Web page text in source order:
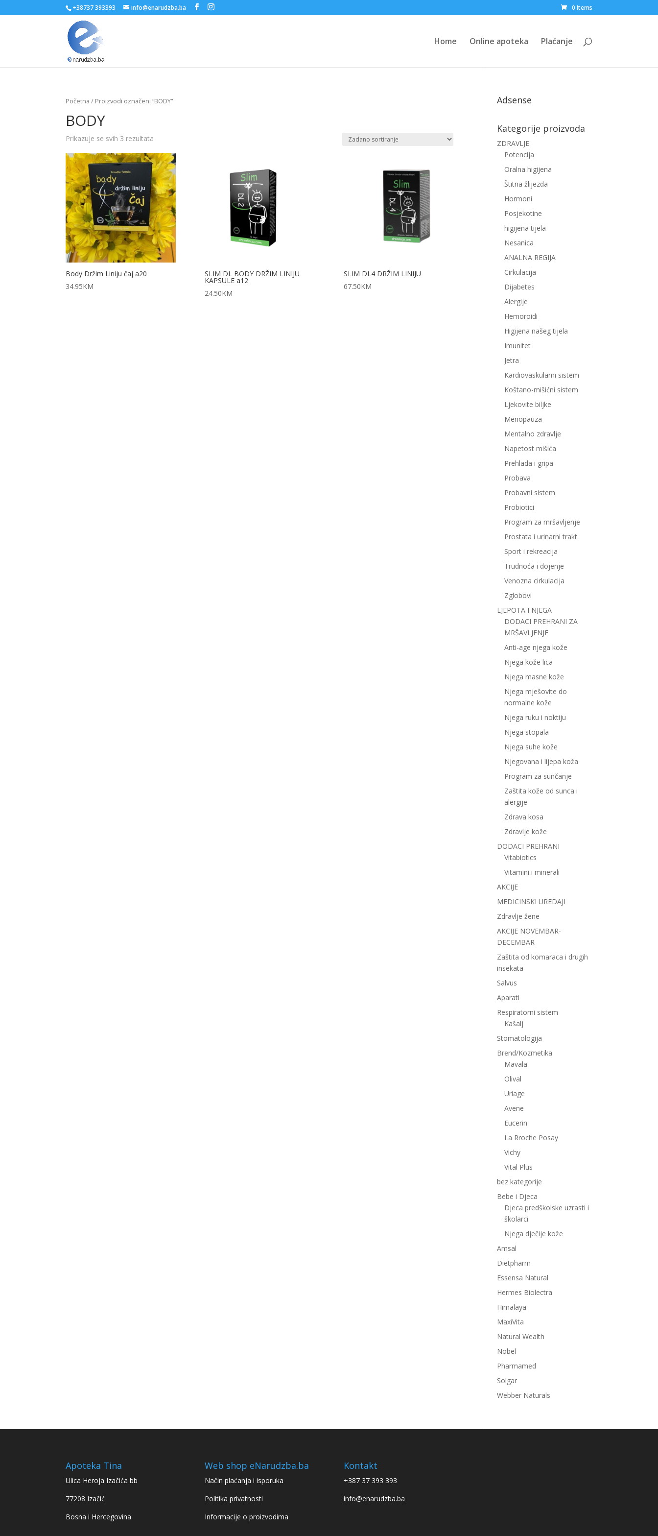
+38737 393393 info@enarudzba.ba 0 Items
Home Online apoteka Plaćanje
Početna / Proizvodi označeni “BODY”
BODY
Prikazuje se svih 3 rezultata
Body Držim Liniju čaj a20
34.95KM
SLIM DL BODY DRŽIM LINIJU
KAPSULE a12
24.50KM
SLIM DL4 DRŽIM LINIJU
67.50KM
Adsense
Kategorije proizvoda
ZDRAVLJE
Potencija
Oralna higijena
Štitna žlijezda
Hormoni
Posjekotine
higijena tijela
Nesanica
ANALNA REGIJA
Cirkulacija
Dijabetes
Alergije
Hemoroidi
Higijena našeg tijela
Imunitet
Jetra
Kardiovaskularni sistem
Koštano-mišićni sistem
Ljekovite biljke
Menopauza
Mentalno zdravlje
Napetost mišića
Prehlada i gripa
Probava
Probavni sistem
Probiotici
Program za mršavljenje
Prostata i urinarni trakt
Sport i rekreacija
Trudnoća i dojenje
Venozna cirkulacija
Zglobovi
LJEPOTA I NJEGA
DODACI PREHRANI ZA
MRŠAVLJENJE
Anti-age njega kože
Njega kože lica
Njega masne kože
Njega mješovite do
normalne kože
Njega ruku i noktiju
Njega stopala
Njega suhe kože
Njegovana i lijepa koža
Program za sunčanje
Zaštita kože od sunca i
alergije
Zdrava kosa
Zdravlje kože
DODACI PREHRANI
Vitabiotics
Vitamini i minerali
AKCIJE
MEDICINSKI UREDAJI
Zdravlje žene
AKCIJE NOVEMBAR-
DECEMBAR
Zaštita od komaraca i drugih
insekata
Salvus
Aparati
Respiratorni sistem
Kašalj
Stomatologija
Brend/Kozmetika
Mavala
Olival
Uriage
Avene
Eucerin
La Rroche Posay
Vichy
Vital Plus
bez kategorije
Bebe i Djeca
Djeca predškolske uzrasti i
školarci
Njega dječije kože
Amsal
Dietpharm
Essensa Natural
Hermes Biolectra
Himalaya
MaxiVita
Natural Wealth
Nobel
Pharmamed
Solgar
Webber Naturals
Apoteka Tina
Ulica Heroja Izačića bb
77208 Izačić
Bosna i Hercegovina
Web shop eNarudzba.ba
Način plaćanja i isporuka
Politika privatnosti
Informacije o proizvodima
Kontakt
+387 37 393 393
info@enarudzba.ba